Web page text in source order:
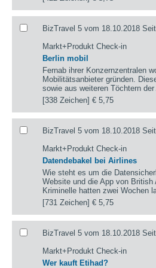
BizTravel 5 vom 18.10.2018
Markt+Produkt Check-in
Berlin mobil
Fernab ihrer Konzernzentralen
Mobilitätsanbieter gründen.
sowie aus weiteren Töchtern
[338 Zeichen]€ 5,75
BizTravel 5 vom 18.10.2018
Markt+Produkt Check-in
Datendebakel bei Airlines
Wie steht es um die
Website und die App von
Kriminelle hatten zwei Wochen
[731 Zeichen]€ 5,75
BizTravel 5 vom 18.10.2018
Markt+Produkt Check-in
Wer kauft Etihad?